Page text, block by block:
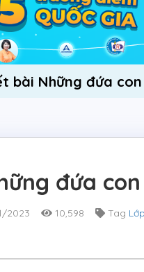
bài Những đứa
đứa
2023 10,598 Tag